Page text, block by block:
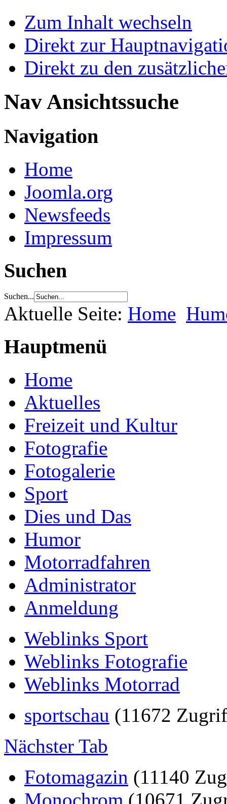
Zum Inhalt wechseln
Direkt zur
Direkt zu den
Nav Ansichtssuche
Navigation
Home
Joomla.org
Newsfeeds
Impressum
Suchen
Suchen...
Aktuelle Seite: Home
Hauptmenü
Home
Aktuelles
Freizeit und Kultur
Fotografie
Fotogalerie
Sport
Dies und Das
Humor
Motorradfahren
Administrator
Anmeldung
Weblinks Sport
Weblinks Fotografie
Weblinks Motorrad
sportschau (11672
Nächster Tab
Fotomagazin (11140
Monochrom (10671